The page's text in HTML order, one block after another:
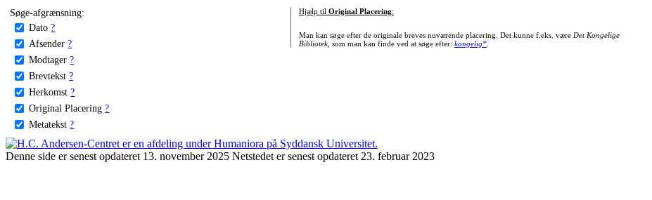
Søge-afgrænsning:
Dato ?
Afsender ?
Modtager ?
Brevtekst ?
Herkomst ?
Original Placering ?
Metatekst ?
Hjælp til Original Placering:
Man kan søge efter de originale breves nuværende placering. Det kunne f.eks. være Det Kongelige
Bibliotek, som man kan finde ved at søge efter: kongelig*.
Denne side er senest opdateret 13. november 2025 Netstedet er senest opdateret 23. februar 2023